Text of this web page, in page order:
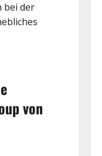
bei der
von